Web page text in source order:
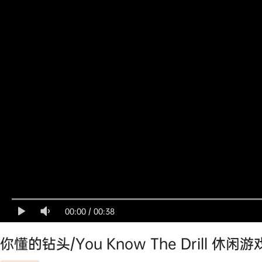
00:00 / 00:38
你懂的钻头/You Know The Drill 休闲游